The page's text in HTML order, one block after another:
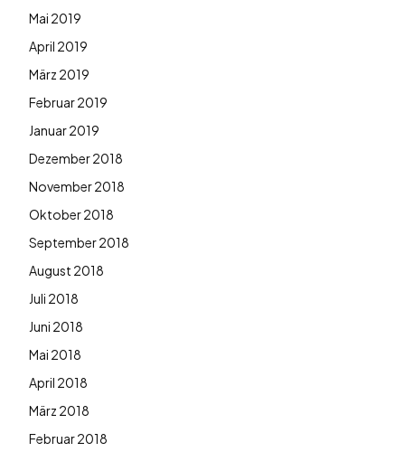
Mai 2019
April 2019
März 2019
Februar 2019
Januar 2019
Dezember 2018
November 2018
Oktober 2018
September 2018
August 2018
Juli 2018
Juni 2018
Mai 2018
April 2018
März 2018
Februar 2018